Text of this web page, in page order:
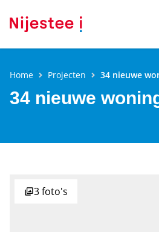
Home Projecten 34 nieuwe
34 nieuwe
3foto's